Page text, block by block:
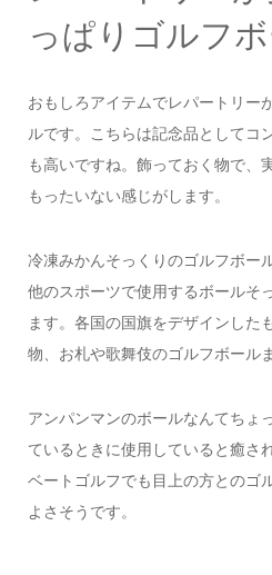
っぱりゴルフ
おもしろアイテムでレパートリー
ルです。こちらは記念品としてコ
も高いですね。飾っておく物で、
もったいない感じがします。
冷凍みかんそっくりのゴルフボー
他のスポーツで使用するボールそ
ます。各国の国旗をデザインした
物、お札や歌舞伎のゴルフボール
アンパンマンのボールなんてちょ
ているときに使用していると癒さ
ベートゴルフでも目上の方とのゴ
よさそうです。